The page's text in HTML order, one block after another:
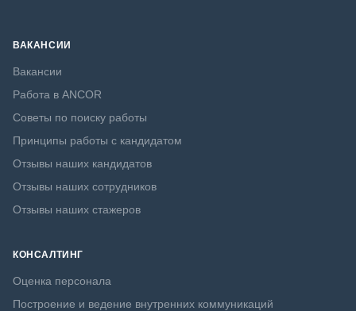
ВАКАНСИИ
Вакансии
Работа в ANCOR
Советы по поиску работы
Принципы работы с кандидатом
Отзывы наших кандидатов
Отзывы наших сотрудников
Отзывы наших стажеров
КОНСАЛТИНГ
Оценка персонала
Построение и ведение внутренних коммуникаций